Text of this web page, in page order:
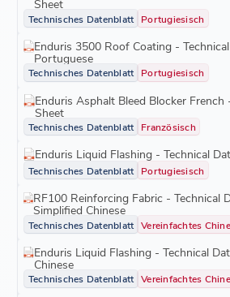
Sheet
Technisches Datenblatt Portugiesisch
Enduris 3500 Roof Coating -
Portuguese
Technisches Datenblatt Portugiesisch
Enduris Asphalt Bleed Blocker French
Sheet
Technisches Datenblatt Französisch
Enduris Liquid Flashing - Technical
Technisches Datenblatt Portugiesisch
RF100 Reinforcing Fabric - Technical
Simplified Chinese
Technisches Datenblatt Vereinfachtes
Enduris Liquid Flashing - Technical
Chinese
Technisches Datenblatt Vereinfachtes